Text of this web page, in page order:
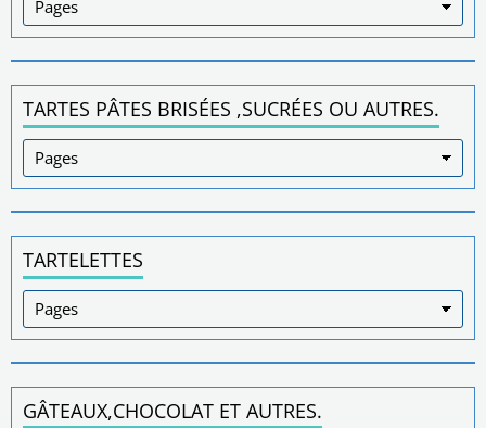
TARTES PÂTES BRISÉES ,SUCRÉES OU AUTRES.
TARTELETTES
GÂTEAUX,CHOCOLAT ET AUTRES.